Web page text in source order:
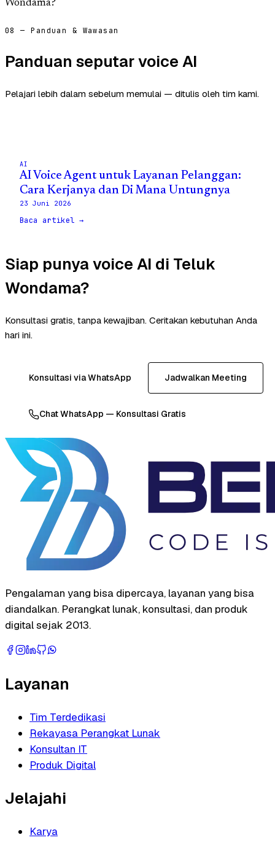
Wondama?
08 — Panduan & Wawasan
Panduan seputar voice AI
Pelajari lebih dalam sebelum memulai — ditulis oleh tim kami.
AI
AI Voice Agent untuk Layanan Pelanggan:
Cara Kerjanya dan Di Mana Untungnya
23 Juni 2026
Baca artikel →
Siap punya voice AI di Teluk
Wondama?
Konsultasi gratis, tanpa kewajiban. Ceritakan kebutuhan Anda
hari ini.
Konsultasi via WhatsApp Jadwalkan Meeting
Chat WhatsApp — Konsultasi Gratis
Pengalaman yang bisa dipercaya, layanan yang bisa
diandalkan. Perangkat lunak, konsultasi, dan produk
digital sejak 2013.
Layanan
Tim Terdedikasi
Rekayasa Perangkat Lunak
Konsultan IT
Produk Digital
Jelajahi
Karya